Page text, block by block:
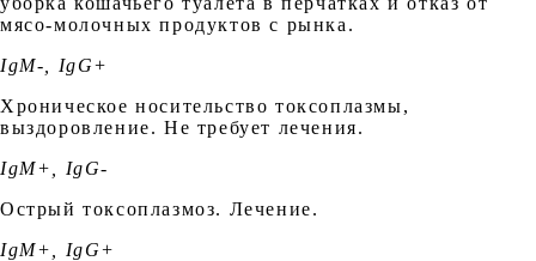
мясо-молочных продуктов с рынка.
IgM-, IgG+
Хроническое носительство токсоплазмы,
выздоровление. Не требует лечения.
IgM+, IgG-
Острый токсоплазмоз. Лечение.
IgM+, IgG+